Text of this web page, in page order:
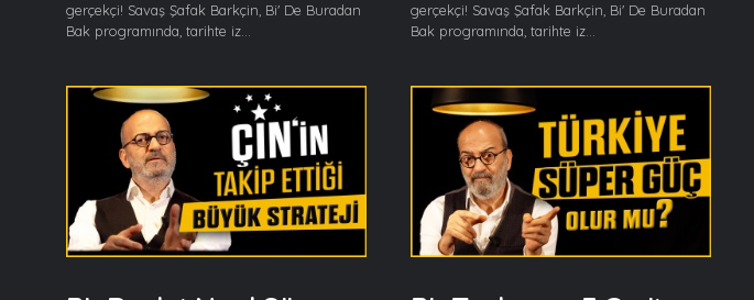
gerçekçi! Savaş Şafak Barkçin, Bi' De Buradan
Bak programında, tarihte iz...
gerçekçi! Savaş Şafak Barkçin, Bi' De Buradan
Bak programında, tarihte iz...